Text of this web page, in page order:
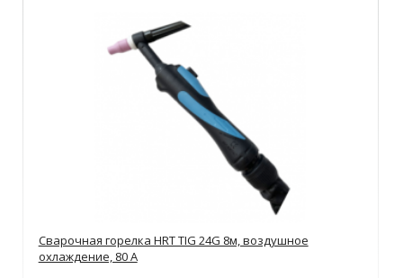
Сварочная горелка HRT TIG 24G 8м, воздушное
охлаждение, 80 А